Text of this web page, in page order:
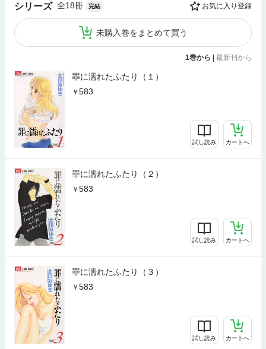
シリーズ 全18冊 完結 お気に入り登録
未購入巻をまとめて買う
1巻から | 最新刊から
罪に濡れたふたり（１）
583
試し読み カートへ
罪に濡れたふたり（２）
583
試し読み カートへ
罪に濡れたふたり（３）
583
試し読み カートへ